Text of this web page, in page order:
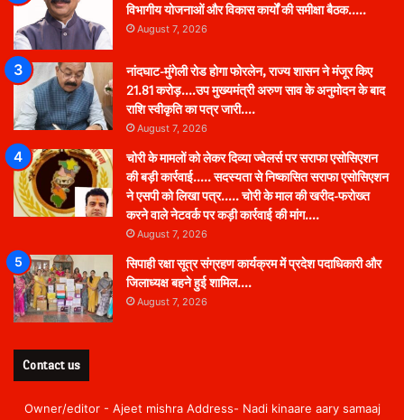
विभागीय योजनाओं और विकास कार्यों की समीक्षा बैठक…..
August 7, 2026
नांदघाट-मुंगेली रोड होगा फोरलेन, राज्य शासन ने मंजूर किए
21.81 करोड़….उप मुख्यमंत्री अरुण साव के अनुमोदन के बाद
राशि स्वीकृति का पत्र जारी….
August 7, 2026
चोरी के मामलों को लेकर दिव्या ज्वेलर्स पर सराफा एसोसिएशन
की बड़ी कार्रवाई….. सदस्यता से निष्कासित सराफा एसोसिएशन
ने एसपी को लिखा पत्र….. चोरी के माल की खरीद-फरोख्त
करने वाले नेटवर्क पर कड़ी कार्रवाई की मांग….
August 7, 2026
सिपाही रक्षा सूत्र संग्रहण कार्यक्रम में प्रदेश पदाधिकारी और
जिलाध्यक्ष बहने हुई शामिल….
August 7, 2026
Contact us
Owner/editor - Ajeet mishra Address- Nadi kinaare aary samaaj